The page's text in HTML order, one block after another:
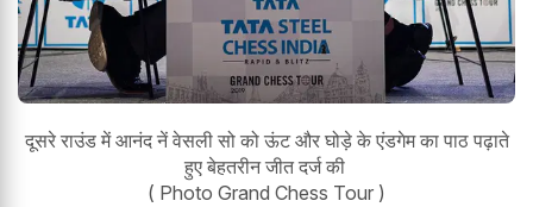
दूसरे राउंड में आनंद नें वेसली सो को ऊंट और घोड़े के एंडगेम का पाठ पढ़ाते
हुए बेहतरीन जीत दर्ज की
( Photo Grand Chess Tour )